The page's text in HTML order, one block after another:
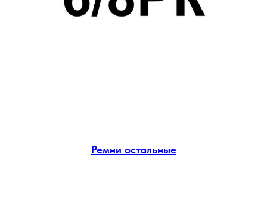
Ремни остальные